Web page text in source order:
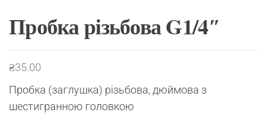
Пробка різьбова G1/4″
₴35.00
Пробка (заглушка) різьбова, дюймова з
шестигранною головкою